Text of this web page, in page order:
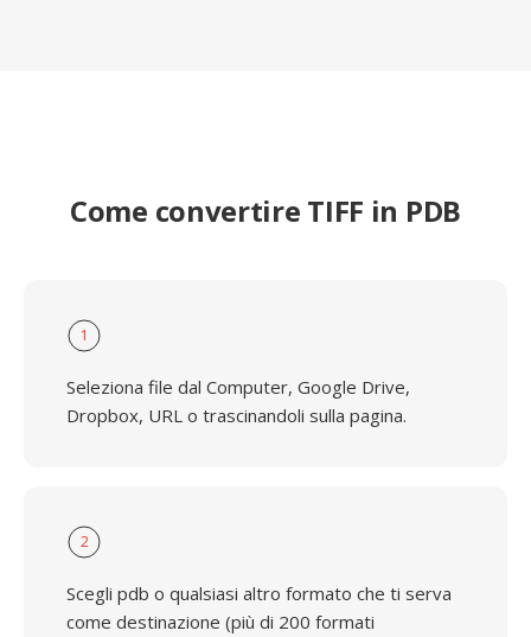
Come convertire TIFF in PDB
1
Seleziona file dal Computer, Google Drive,
Dropbox, URL o trascinandoli sulla pagina.
2
Scegli pdb o qualsiasi altro formato che ti serva
come destinazione (più di 200 formati